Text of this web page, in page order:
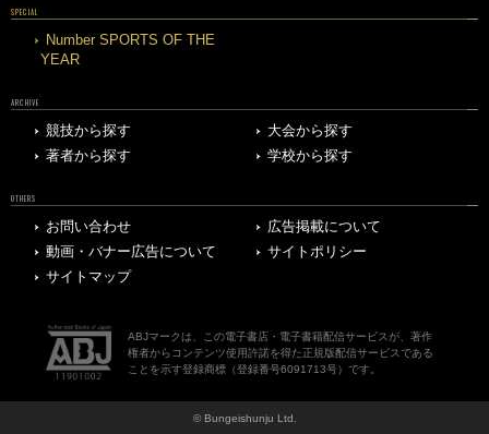
SPECIAL
Number SPORTS OF THE
YEAR
ARCHIVE
競技から探す
大会から探す
著者から探す
学校から探す
OTHERS
お問い合わせ
広告掲載について
動画・バナー広告について
サイトポリシー
サイトマップ
ABJマークは、この電子書店・電子書籍配信サービスが、著作
権者からコンテンツ使用許諾を得た正規版配信サービスである
ことを示す登録商標（登録番号6091713号）です。
© Bungeishunju Ltd.